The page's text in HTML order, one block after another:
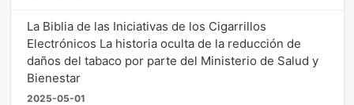
La Biblia de las Iniciativas de los Cigarrillos
Electrónicos La historia oculta de la reducción de
daños del tabaco por parte del Ministerio de Salud y
Bienestar
2025-05-01